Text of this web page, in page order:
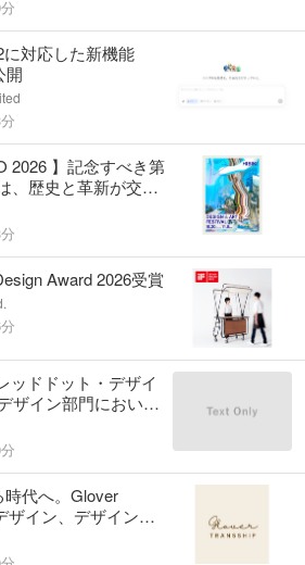
対応した新機能
開
2026 】記念すべき第
、歴史と革新が交差
Award 2026受賞
ッドドット・デザイ
ザイン部門において
時代へ。Glover
ザイン、デザイン評
Design」を提供開